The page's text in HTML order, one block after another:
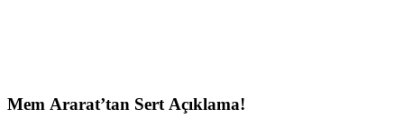
Mem Ararat’tan Sert Açıklama!